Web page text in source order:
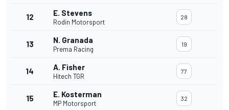
12 E. Stevens
Rodin Motorsport
28
13 N. Granada
Prema Racing
19
14 A. Fisher
Hitech TGR
77
15 E. Kosterman
MP Motorsport
32